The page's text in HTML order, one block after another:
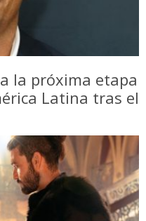
la próxima etapa
Latina tras el